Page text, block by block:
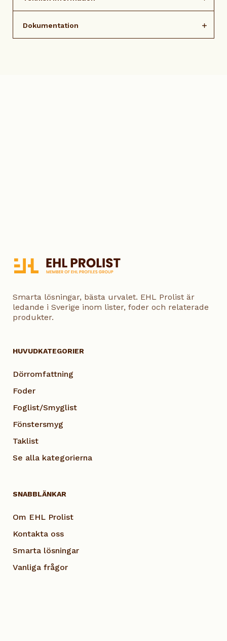
Dokumentation
Smarta lösningar, bästa urvalet. EHL Prolist är
ledande i Sverige inom lister, foder och relaterade
produkter.
HUVUDKATEGORIER
Dörromfattning
Foder
Foglist/Smyglist
Fönstersmyg
Taklist
Se alla kategorierna
SNABBLÄNKAR
Om EHL Prolist
Kontakta oss
Smarta lösningar
Vanliga frågor